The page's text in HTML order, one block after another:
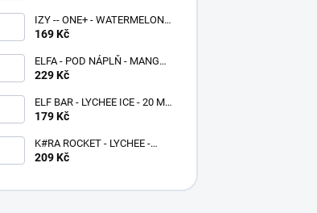
IZY -- ONE+ - WATERMELON -
0 MG - 1000
169 Kč
ELFA - POD NÁPLŇ - MANGO
20 MG
229 Kč
ELF BAR - LYCHEE ICE - 20 MG
- 600
179 Kč
K#RA ROCKET - LYCHEE -
20MG - 1400
209 Kč